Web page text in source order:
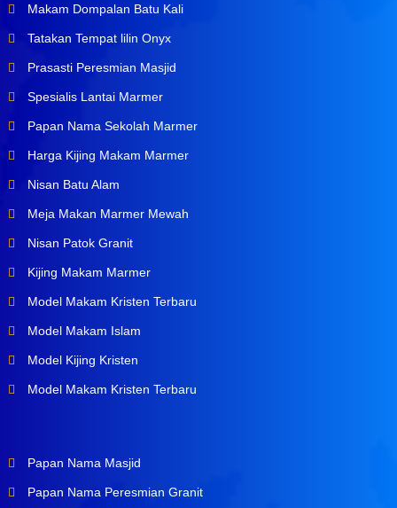
Makam Dompalan Batu Kali
Tatakan Tempat lilin Onyx
Prasasti Peresmian Masjid
Spesialis Lantai Marmer
Papan Nama Sekolah Marmer
Harga Kijing Makam Marmer
Nisan Batu Alam
Meja Makan Marmer Mewah
Nisan Patok Granit
Kijing Makam Marmer
Model Makam Kristen Terbaru
Model Makam Islam
Model Kijing Kristen
Model Makam Kristen Terbaru
Papan Nama Masjid
Papan Nama Peresmian Granit